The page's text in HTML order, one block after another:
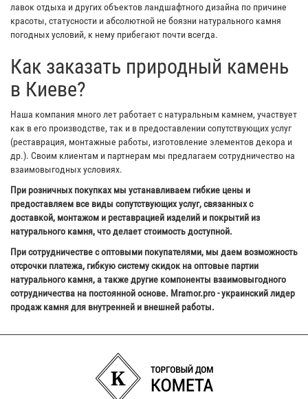
лавок отдыха и других объектов ландшафтного дизайна по причине
красоты, статусности и абсолютной не боязни натурального камня
погодных условий, к нему прибегают почти всегда.
Как заказать природный камень
в Киеве?
Наша компания много лет работает с натуральным камнем, участвует
как в его производстве, так и в предоставлении сопутствующих услуг
(реставрация, монтажные работы, изготовление элементов декора и
др.). Своим клиентам и партнерам мы предлагаем сотрудничество на
взаимовыгодных условиях.
При розничных покупках мы устанавливаем гибкие цены и
предоставляем все виды сопутствующих услуг, связанных с
доставкой, монтажом и реставрацией изделий и покрытий из
натурального камня, что делает стоимость доступной.
При сотрудничестве с оптовыми покупателями, мы даем возможность
отсрочки платежа, гибкую систему скидок на оптовые партии
натурального камня, а также другие компоненты взаимовыгодного
сотрудничества на постоянной основе. Mramor.pro - украинский лидер
продаж камня для внутренней и внешней работы.